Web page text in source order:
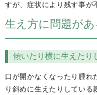
すが、症状により残す事が
生え方に問題が
傾いたり横に生えたり
口が開かなくなったり腫れ
り斜めに生えたりしてい